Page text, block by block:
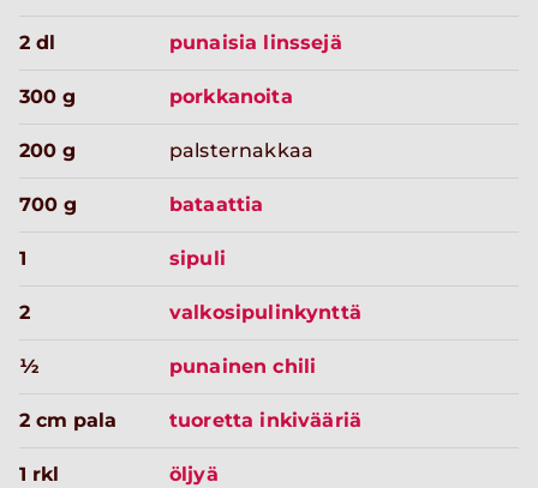
2 dl punaisia linssejä
300 g porkkanoita
200 g palsternakkaa
700 g bataattia
1 sipuli
2 valkosipulinkynttä
½ punainen chili
2 cm pala tuoretta inkivääriä
1 rkl öljyä